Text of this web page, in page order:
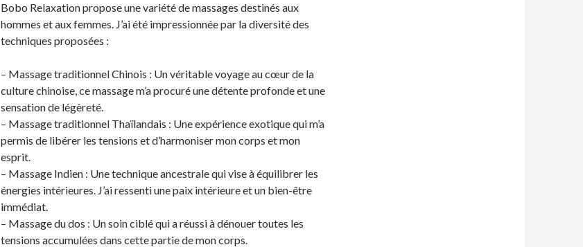
Bobo Relaxation propose une variété de massages destinés aux
hommes et aux femmes. J’ai été impressionnée par la diversité des
techniques proposées :
– Massage traditionnel Chinois : Un véritable voyage au cœur de la
culture chinoise, ce massage m’a procuré une détente profonde et une
sensation de légèreté.
– Massage traditionnel Thaïlandais : Une expérience exotique qui m’a
permis de libérer les tensions et d’harmoniser mon corps et mon
esprit.
– Massage Indien : Une technique ancestrale qui vise à équilibrer les
énergies intérieures. J’ai ressenti une paix intérieure et un bien-être
immédiat.
– Massage du dos : Un soin ciblé qui a réussi à dénouer toutes les
tensions accumulées dans cette partie de mon corps.